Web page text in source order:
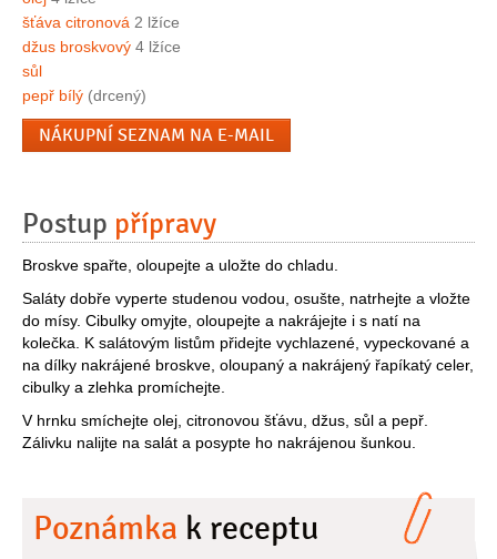
šťáva citronová 2 lžíce
džus broskvový 4 lžíce
sůl
pepř bílý (drcený)
NÁKUPNÍ SEZNAM NA E-MAIL
Postup přípravy
Broskve spařte, oloupejte a uložte do chladu.
Saláty dobře vyperte studenou vodou, osušte, natrhejte a vložte
do mísy. Cibulky omyjte, oloupejte a nakrájejte i s natí na
kolečka. K salátovým listům přidejte vychlazené, vypeckované a
na dílky nakrájené broskve, oloupaný a nakrájený řapíkatý celer,
cibulky a zlehka promíchejte.
V hrnku smíchejte olej, citronovou šťávu, džus, sůl a pepř.
Zálivku nalijte na salát a posypte ho nakrájenou šunkou.
Poznámka k receptu